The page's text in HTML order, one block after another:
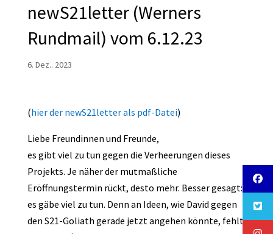
newS21letter (Werners
Rundmail) vom 6.12.23
6. Dez.. 2023
(hier der newS21letter als pdf-Datei)
Liebe Freundinnen und Freunde,
es gibt viel zu tun gegen die Verheerungen dieses
Projekts. Je näher der mutmaßliche
Eröffnungstermin rückt, desto mehr. Besser gesagt:
es gäbe viel zu tun. Denn an Ideen, wie David gegen
den S21-Goliath gerade jetzt angehen könnte, fehlt